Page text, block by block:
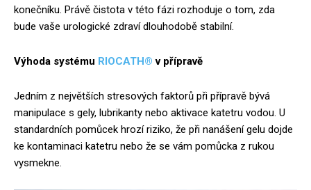
konečníku. Právě čistota v této fázi rozhoduje o tom, zda
bude vaše urologické zdraví dlouhodobě stabilní.
Výhoda systému RIOCATH® v přípravě
Jedním z největších stresových faktorů při přípravě bývá
manipulace s gely, lubrikanty nebo aktivace katetru vodou. U
standardních pomůcek hrozí riziko, že při nanášení gelu dojde
ke kontaminaci katetru nebo že se vám pomůcka z rukou
vysmekne.